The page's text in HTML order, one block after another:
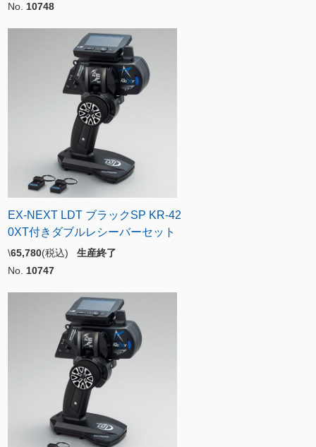
No. 10748
EX-NEXT LDT ブラックSP KR-42
0XT付きダブルレシーバーセット
\65,780(税込) 生産終了
No. 10747